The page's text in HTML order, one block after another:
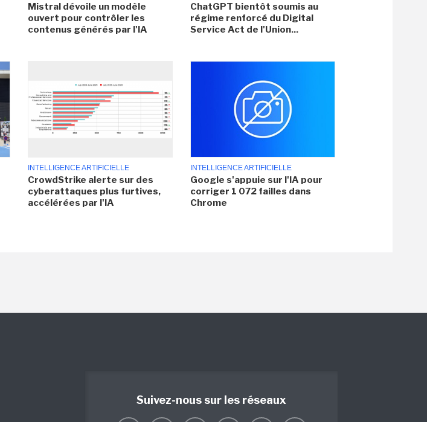
Mistral dévoile un modèle
ouvert pour contrôler les
contenus générés par l'IA
ChatGPT bientôt soumis au
régime renforcé du Digital
Service Act de l'Union...
INTELLIGENCE ARTIFICIELLE
CrowdStrike alerte sur des
cyberattaques plus furtives,
accélérées par l'IA
INTELLIGENCE ARTIFICIELLE
Google s'appuie sur l'IA pour
corriger 1 072 failles dans
Chrome
Suivez-nous sur les réseaux